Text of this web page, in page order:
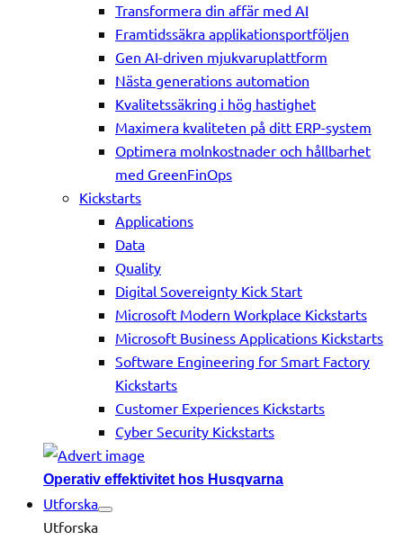
Transformera din affär med AI
Framtidssäkra applikationsportföljen
Gen AI-driven mjukvaruplattform
Nästa generations automation
Kvalitetssäkring i hög hastighet
Maximera kvaliteten på ditt ERP-system
Optimera molnkostnader och hållbarhet
med GreenFinOps
Kickstarts
Applications
Data
Quality
Digital Sovereignty Kick Start
Microsoft Modern Workplace Kickstarts
Microsoft Business Applications Kickstarts
Software Engineering for Smart Factory
Kickstarts
Customer Experiences Kickstarts
Cyber Security Kickstarts
Operativ effektivitet hos Husqvarna
Utforska
Utforska